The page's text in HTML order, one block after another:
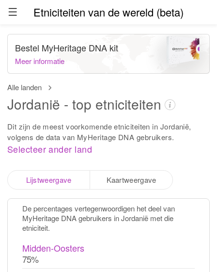
Etniciteiten van de wereld (beta)
Alle landen
Jordanië - top etniciteiten
Dit zijn de meest voorkomende etniciteiten in Jordanië,
volgens de data van MyHeritage DNA gebruikers.
Selecteer ander land
Bestel MyHeritage DNA kit
Meer informatie
Lijstweergave Kaartweergave
De percentages vertegenwoordigen het deel van
MyHeritage DNA gebruikers in Jordanië met die
etniciteit.
Midden-Oosters
75%